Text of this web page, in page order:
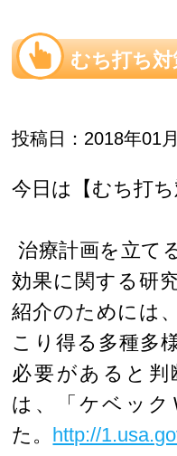
むち打ち
投稿日：2018年01
今日は【むち打ち
治療計画を立て
効果に関する研
紹介のためには
こり得る多種多
必要があると判
は、「ケベック
た。 http://